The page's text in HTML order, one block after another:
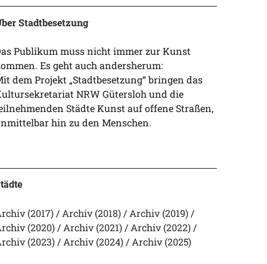
Stadtbesetzung
Publikum muss nicht immer zur Kunst
Es geht auch andersherum:
dem Projekt „Stadtbesetzung“ bringen das
NRW Gütersloh und die
Städte Kunst auf offene Straßen,
hin zu den Menschen.
(2017) Archiv (2018)
Archiv (2019)
(2020)
Archiv (2021)
Archiv (2022)
(2023)
Archiv (2024) Archiv (2025)